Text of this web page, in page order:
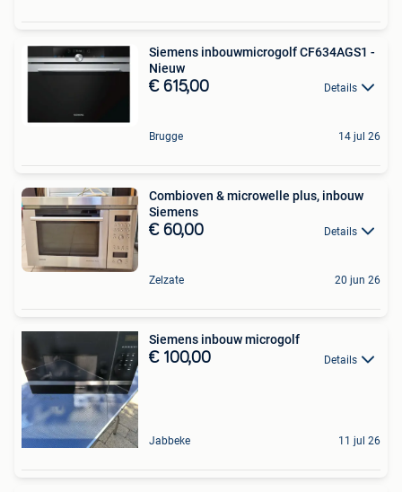
Siemens inbouwmicrogolf CF634AGS1 -
Nieuw
€ 615,00 Details
Brugge 14 jul 26
Combioven & microwelle plus, inbouw
Siemens
€ 60,00 Details
Zelzate 20 jun 26
Siemens inbouw microgolf
€ 100,00 Details
Jabbeke 11 jul 26